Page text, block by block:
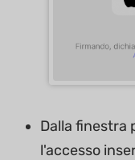
Dalla finestra
l'accesso